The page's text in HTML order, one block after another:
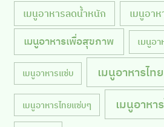
เมนูอาหารลดน้ำหนัก เมนูอาห
เมนูอาหารเพื่อสุขภาพ เมนูอ
เมนูอาหารแซ่บ เมนูอาหารไทย
เมนูอาหารไทยแซ่บๆ เมนูอาหา